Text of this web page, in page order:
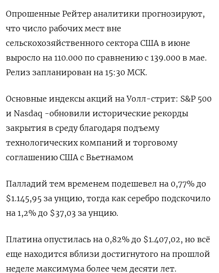
Опрошенные Рейтер аналитики прогнозируют,
что число рабочих мест вне
сельскохозяйственного сектора США в июне
выросло на 110.000 по сравнению с 139.000 в мае.
Релиз запланирован на 15:30 МСК.
Основные индексы акций на Уолл-стрит: S&P 500
и Nasdaq -обновили исторические рекорды
закрытия в среду благодаря подъему
технологических компаний и торговому
соглашению США с Вьетнамом
Палладий тем временем подешевел на 0,77% до
$1.145,95​​ за унцию, тогда как серебро подскочило
на 1,2% до $37,03​ за унцию.
Платина опустилась на 0,82% до $1.407,02, но всё
еще находится вблизи достигнутого на прошлой
неделе максимума более чем десяти лет.